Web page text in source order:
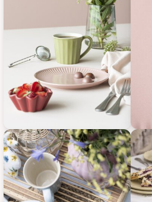
IB Laursen Frühstücksteller IB